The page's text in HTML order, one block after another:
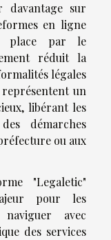
davantage sur
en ligne
place par le
réduit la
légales
représentent un
libérant les
démarches
ou aux
"Legaletic"
pour les
avec
des services